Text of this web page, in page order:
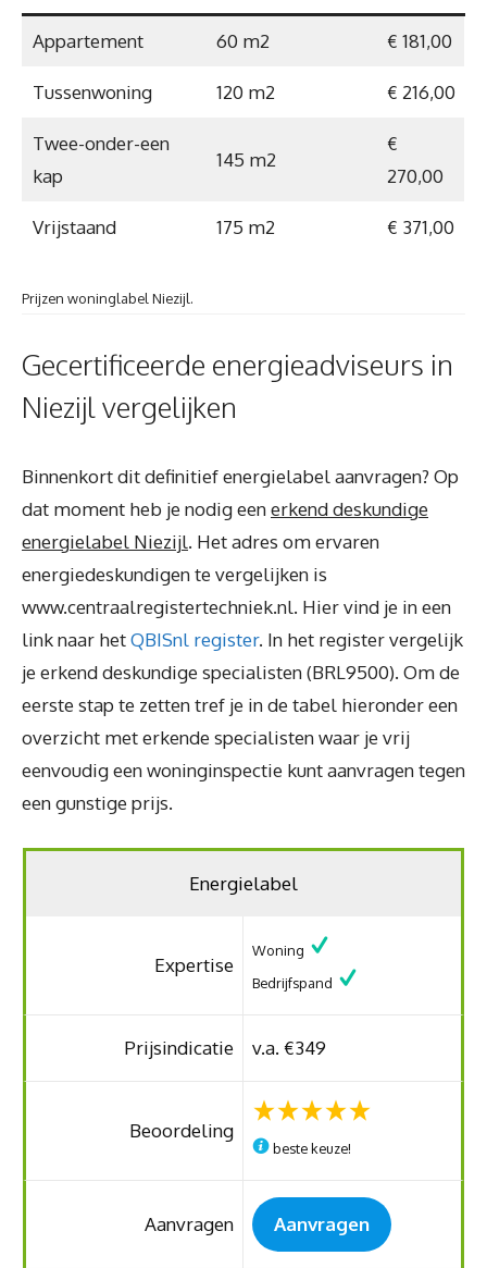
Appartement 60 m2 € 181,00
Tussenwoning 120 m2 € 216,00
Twee-onder-een
kap
145 m2
€
270,00
Vrijstaand 175 m2 € 371,00
Prijzen woninglabel Niezijl.
Gecertificeerde energieadviseurs in
Niezijl vergelijken
Binnenkort dit definitief energielabel aanvragen? Op
dat moment heb je nodig eenerkend deskundige
energielabel Niezijl. Het adres om ervaren
energiedeskundigen te vergelijken is
www.centraalregistertechniek.nl. Hier vind je in een
link naar hetQBISnl register. In het register vergelijk
je erkend deskundige specialisten (BRL9500). Om de
eerste stap te zetten tref je in de tabel hieronder een
overzicht met erkende specialisten waar je vrij
eenvoudig een woninginspectie kunt aanvragen tegen
een gunstige prijs.
Energielabel
Expertise
Woning
Bedrijfspand
Prijsindicatie v.a. €349
Beoordeling
beste keuze!
Aanvragen Aanvragen